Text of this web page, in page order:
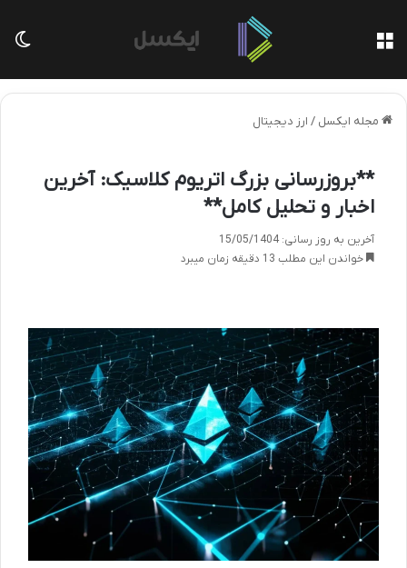
مجله ایکسل / ارز دیجیتال
**بروزرسانی بزرگ اتریوم کلاسیک: آخرین
اخبار و تحلیل کامل**
آخرین به روز رسانی: 15/05/1404
خواندن این مطلب 13 دقیقه زمان میبرد